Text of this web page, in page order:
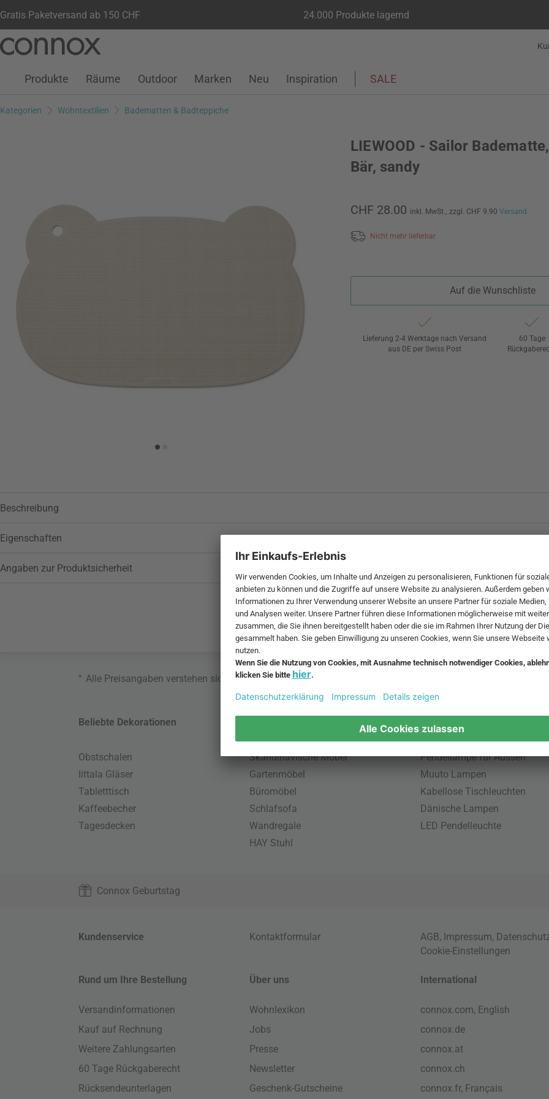
Gratis Paketversand ab 150 CHF 24.000 Produkte lagernd
Seiteninhalt
Suchfeld
Kundenkonto
Wunschliste
Warenkorb
Produkte Räume Outdoor Marken Neu Inspiration SALE
Kategorien Wohntextilien Badematten & Badteppiche
LIEWOOD - Sailor
Bär, sandy
CHF 28.00 inkl. MwSt., zzgl. CHF 9.90 Versand
Nicht mehr lieferbar
Auf die Wunschliste
Lieferung 2-4 Werktage nach Versand
aus DE per Swiss Post
60 Tage
Beschreibung
Eigenschaften
Angaben zur Produktsicherheit
* Alle Preisangaben verstehen sich inklusive MwSt. und zzgl.
Beliebte Dekorationen
Obstschalen
Iittala Gläser
Tabletttisch
Kaffeebecher
Tagesdecken
Skandinavische Möbel
Gartenmöbel
Büromöbel
Schlafsofa
Wandregale
HAY Stuhl
Beliebte Leuchten
Pendellampe für Aussen
Muuto Lampen
Kabellose Tischleuchten
Dänische Lampen
LED Pendelleuchte
Connox Geburtstag
Kundenservice Kontaktformular AGB, Impressum,
Cookie-Einstellungen
Rund um Ihre Bestellung
Versandinformationen
Kauf auf Rechnung
Weitere Zahlungsarten
60 Tage Rückgaberecht
Rücksendeunterlagen
Über uns
Wohnlexikon
Jobs
Presse
Newsletter
Geschenk-Gutscheine
International
connox.com, English
connox.de
connox.at
connox.ch
connox.fr, Français